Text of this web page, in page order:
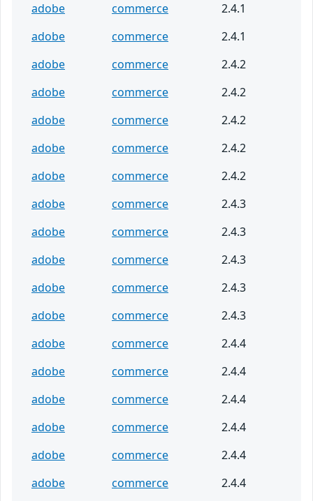
adobe
commerce
2.4.1
adobe
commerce
2.4.1
adobe
commerce
2.4.2
adobe
commerce
2.4.2
adobe
commerce
2.4.2
adobe
commerce
2.4.2
adobe
commerce
2.4.2
adobe
commerce
2.4.3
adobe
commerce
2.4.3
adobe
commerce
2.4.3
adobe
commerce
2.4.3
adobe
commerce
2.4.3
adobe
commerce
2.4.4
adobe
commerce
2.4.4
adobe
commerce
2.4.4
adobe
commerce
2.4.4
adobe
commerce
2.4.4
adobe
commerce 2.4.4